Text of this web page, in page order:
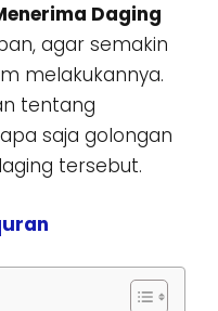
Daging
agar semakin
melakukannya.
tentang
saja golongan
tersebut.